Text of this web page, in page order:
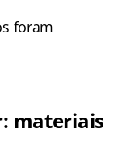
foram
materiais